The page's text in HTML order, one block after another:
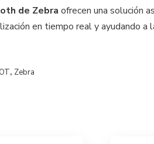
de Zebra ofrecen una solución
en tiempo real y ayudando a
, Zebra